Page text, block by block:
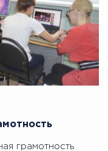
грамотность